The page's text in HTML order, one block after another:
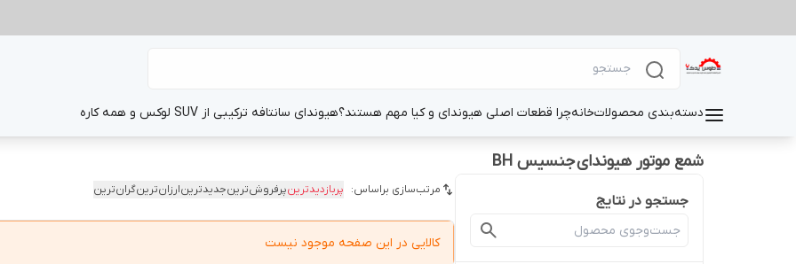
دسته‌بندی محصولاتخانهچرا قطعات اصلی هیوندای و کیا مهم هستند؟هیوندای سانتافه ترکیبی از SUV لوکس و همه کاره
شمع موتور هیوندای جنسیس BH
جستجو در نتایج
مرتب‌سازی براساس: پربازدیدترینپرفروش‌ترینجدیدترینارزان‌ترینگران‌ترین
کالایی در این صفحه موجود نیست